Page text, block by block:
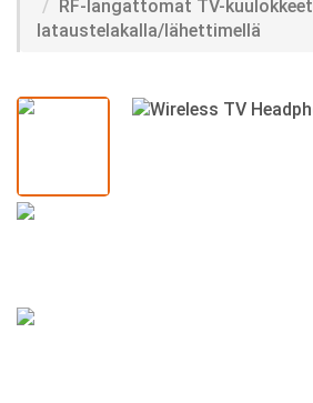
RF-langattomat TV-kuulokkeet
lataustelakalla/lähettimellä